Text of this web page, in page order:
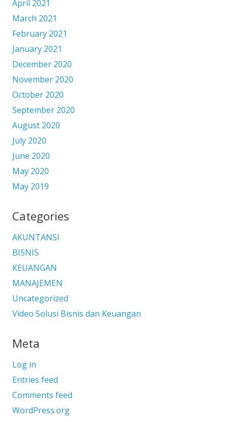
April 2021
March 2021
February 2021
January 2021
December 2020
November 2020
October 2020
September 2020
August 2020
July 2020
June 2020
May 2020
May 2019
Categories
AKUNTANSI
BISNIS
KEUANGAN
MANAJEMEN
Uncategorized
Video Solusi Bisnis dan Keuangan
Meta
Log in
Entries feed
Comments feed
WordPress.org